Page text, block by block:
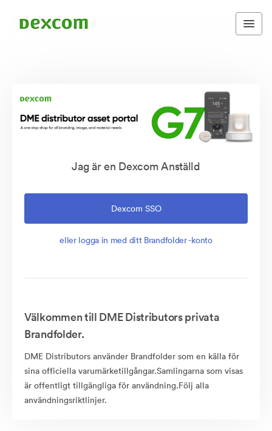
Jag är en Dexcom Anställd
Dexcom SSO
eller logga in med ditt Brandfolder -konto
Välkommen till DME Distributors privata
Brandfolder.
DME Distributors använder Brandfolder som en källa för
sina officiella varumärketillgångar.Samlingarna som visas
är offentligt tillgängliga för användning.Följ alla
användningsriktlinjer.